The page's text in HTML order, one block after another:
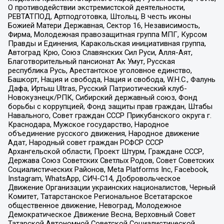
О противодействии экстремистской деятельности,
РЕВТАТПОД, Артподготовка, Штольц, В честь иконы
Божией Матери Державная, Сектор 16, Независимость,
Фирма, Молодежная правозащитная группа МПГ, Курсом
Правды и Единения, Каракольская инициативная группа,
Автоград Крю, Союз Славянских Сил Руси, Алля-Аят,
Благотворительный пансионат Ак Умут, Русская
республика Русь, Арестантское уголовное единство,
Башкорт, Нация и свобода, Нация и свобода, W.H.С., Фалунь
Дафа, Иртыш Ultras, Русский Патриотический клуб-
Новокузнецк/РПК, Сибирский державный союз, Фонд
борьбы с коррупцией, Фонд защиты прав граждан, Штабы
Навального, Совет граждан СССР Прикубанского округа г.
Краснодара, Мужское государство, Народное
объединение русского движения, Народное движение
Адат, Народный совет граждан РСФСР СССР
Архангельской области, Проект Штурм, Граждане СССР,
Держава Союз Советских Светлых Родов, Совет Советских
Социалистических Районов, Meta Platforms Inc, Facebook,
Instagram, WhatsApp, СИЧ-С14, Добровольческое
Движение Организации украинских националистов, Черный
Комитет, Татарстанское Региональное Всетатарское
общественное движение, Невоград, Молодежное
Демократическое Движение Весна, Верховный Совет